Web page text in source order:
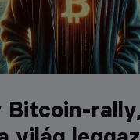
Bitcoin-